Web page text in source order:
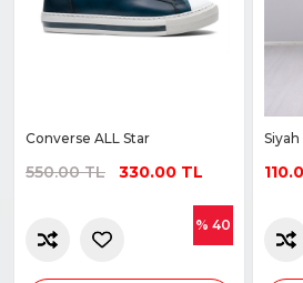
Converse ALL Star
550.00 TL330.00 TL
% 40
Siyah